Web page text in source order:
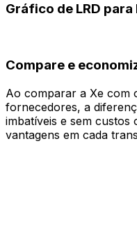
Gráfico de LRD para
Compare e
Ao comparar a Xe com
fornecedores, a
imbatíveis e sem custos
vantagens em cada